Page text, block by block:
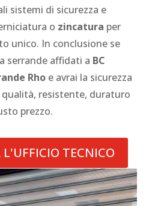
sistemi di sicurezza e
o zincatura per
unico. In conclusione se
serrande affidati a BC
Rhoe avrai la sicurezza
resistente, duraturo
prezzo.
TECNICO